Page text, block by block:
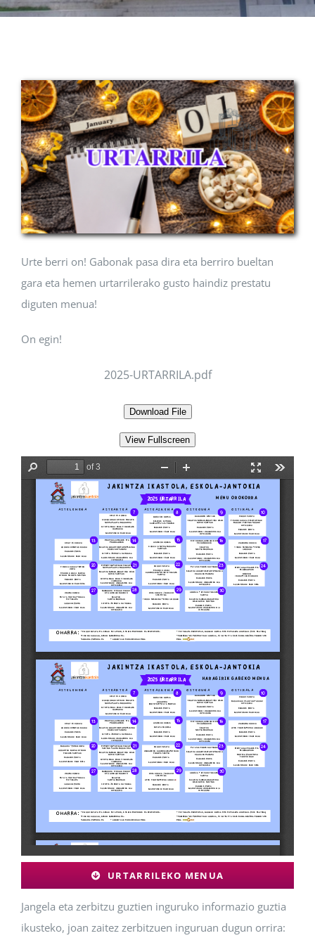
AGENDA 2030
Urte berri on! Gabonak pasa dira eta berriro bueltan
gara eta hemen urtarrilerako gusto haindiz prestatu
diguten menua!
On egin!
2025-URTARRILA.pdf
Download File
View Fullscreen
URTARRILEKO MENUA
Jangela eta zerbitzu guztien inguruko informazio guztia
ikusteko, joan zaitez zerbitzuen inguruan dugun orrira: